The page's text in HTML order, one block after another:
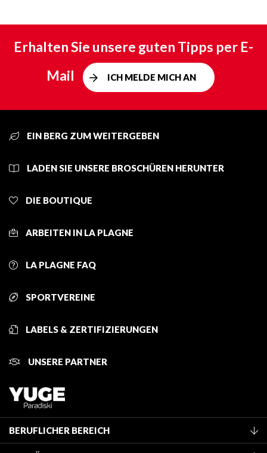
Erhalten Sie unsere guten Tipps per E-
Mail
ICH MELDE MICH AN
EIN BERG ZUM WEITERGEBEN
LADEN SIE UNSERE BROSCHÜREN HERUNTER
DIE BOUTIQUE
ARBEITEN IN LA PLAGNE
LA PLAGNE FAQ
SPORTVEREINE
LABELS & ZERTIFIZIERUNGEN
UNSERE PARTNER
BERUFLICHER BEREICH
Mitglied des Fremdenverkehrsamtes werden